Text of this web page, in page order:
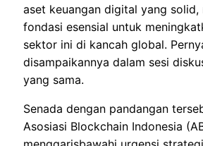
aset keuangan digital yang solid,
fondasi esensial untuk
sektor ini di kancah global.
disampaikannya dalam sesi
yang sama.
Senada dengan pandangan
Asosiasi Blockchain Indonesia